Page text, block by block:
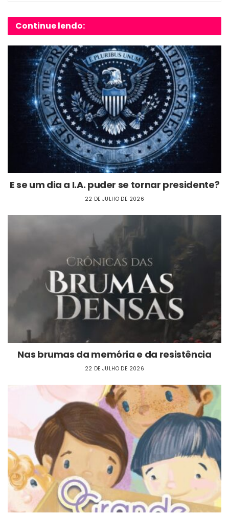
Continue lendo:
E se um dia a I.A. puder se tornar presidente?
22 DE JULHO DE 2026
Nas brumas da memória e da resistência
22 DE JULHO DE 2026